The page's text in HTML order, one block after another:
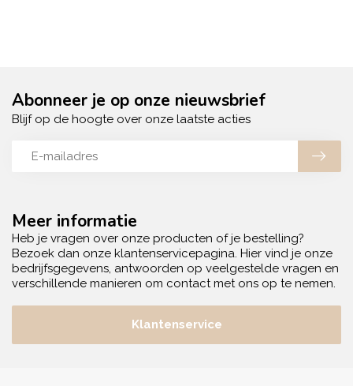
Meer informatie
Heb je vragen over onze producten of je bestelling?
Bezoek dan onze klantenservicepagina. Hier vind je onze
bedrijfsgegevens, antwoorden op veelgestelde vragen en
verschillende manieren om contact met ons op te nemen.
Klantenservice
Abonneer je op onze nieuwsbrief
Blijf op de hoogte over onze laatste acties